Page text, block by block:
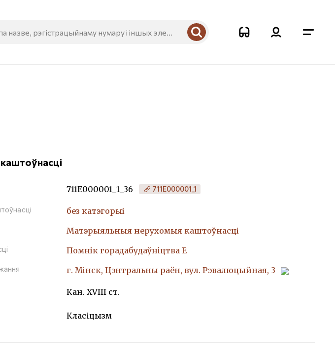
711Е000001_1_36 711Е000001_1
без катэгорыі
Матэрыяльныя нерухомыя каштоўнасці
Помнiк горадабудаўнiцтва Е
г. Мінск, Цэнтральны раён, вул. Рэвалюцыйная, 3
Кан. XVIII ст.
Класіцызм